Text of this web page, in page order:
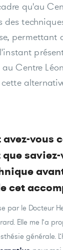
qu'au
des
permettant
Centre
avez-vous
cet
par le Docteur
Elle me l’a
générale.